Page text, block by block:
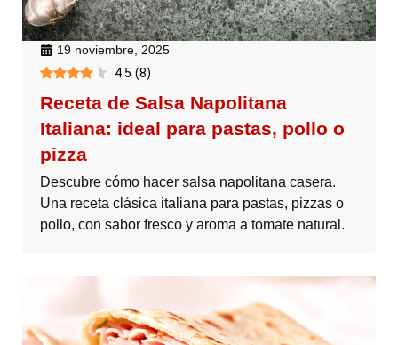
19 noviembre, 2025
4.5 (8)
Receta de Salsa Napolitana
Italiana: ideal para pastas, pollo o
pizza
Descubre cómo hacer salsa napolitana casera.
Una receta clásica italiana para pastas, pizzas o
pollo, con sabor fresco y aroma a tomate natural.